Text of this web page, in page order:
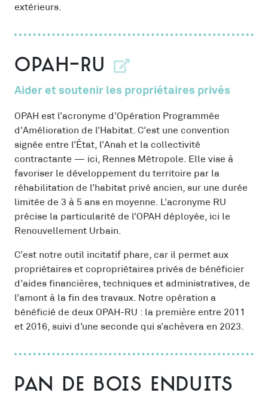
extérieurs.
OPAH-RU
Aider et soutenir les propriétaires privés
OPAH est l’acronyme d’Opération Programmée
d’Amélioration de l’Habitat. C’est une convention
signée entre l’État, l’Anah et la collectivité
contractante — ici, Rennes Métropole. Elle vise à
favoriser le développement du territoire par la
réhabilitation de l’habitat privé ancien, sur une durée
limitée de 3 à 5 ans en moyenne. L’acronyme RU
précise la particularité de l’OPAH déployée, ici le
Renouvellement Urbain.
C’est notre outil incitatif phare, car il permet aux
propriétaires et copropriétaires privés de bénéficier
d’aides financières, techniques et administratives, de
l’amont à la fin des travaux. Notre opération a
bénéficié de deux OPAH-RU : la première entre 2011
et 2016, suivi d’une seconde qui s’achèvera en 2023.
Pan de bois enduits